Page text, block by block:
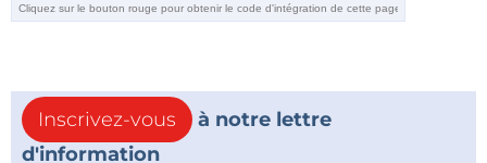
Inscrivez-vous
à notre lettre
d'information